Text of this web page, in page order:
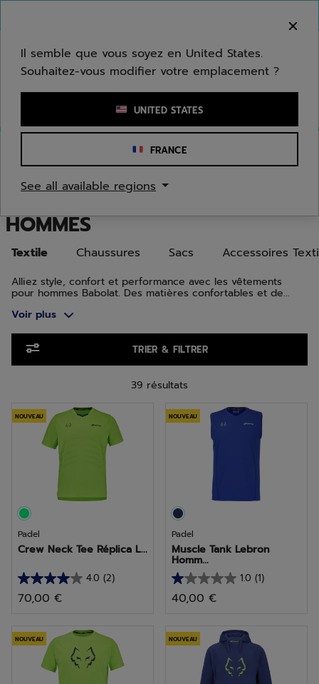
Saisir un mot clé ou un numéro d'article
VÊTEMENTS DE TENNIS,
HOMMES
Chaussures Sacs
Textile Accessoires
Alliez style, confort et performance avec les vêtements
pour hommes Babolat. Des matières confortables et de
courts comme en dehors.
Voir plus
TRIER & FILTRER
39 résultats
NOUVEAU
Padel
Crew Neck Tee Réplica L...
4.0 (2)
4.0
sur
étoiles.
70,00 €
NOUVEAU
Padel
Muscle Tank Lebron
Homm...
1.0 (1)
1.0
sur
étoiles.
40,00 €
NOUVEAU NOUVEAU
Il semble que vous soyez en United States.
Souhaitez-vous modifier votre emplacement ?
UNITED STATES
FRANCE
See all available regions